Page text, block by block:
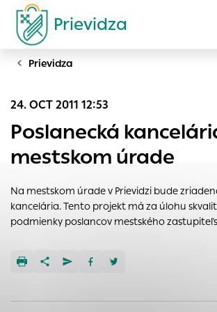
Prievidza
Vyhľadávanie
Prievidza
24. OCT 2011 12:53
Poslanecká
mestskom úrade
Na mestskom úrade v Prievidzi bude
kancelária. Tento projekt má za úlohu
podmienky poslancov mestského
Nastavenie cookies
Cookies sú malé súbory, do ktorých
ukladať informácie o vašej aktivite a
zapamätoval Vaše prihlásenie alebo aby
voľba v tomto okne.
Technické cookies